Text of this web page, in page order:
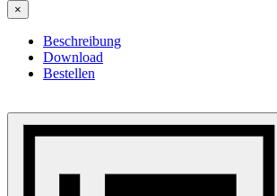
×
Beschreibung
Download
Bestellen